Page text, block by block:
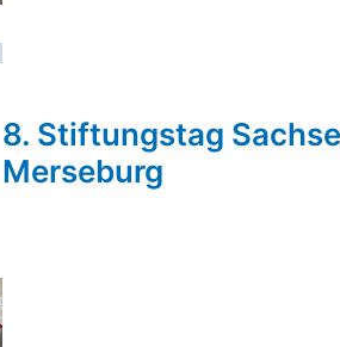
8. Stiftungstag
Merseburg